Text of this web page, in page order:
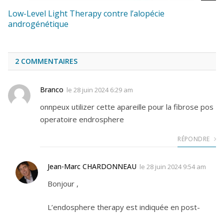
Low-Level Light Therapy contre l’alopécie
androgénétique
2 COMMENTAIRES
Branco le 28 juin 2024 6:29 am
onnpeux utilizer cette apareille pour la fibrose pos
operatoire endrosphere
RÉPONDRE
Jean-Marc CHARDONNEAU le 28 juin 2024 9:54 am
Bonjour ,
L’endosphere therapy est indiquée en post-